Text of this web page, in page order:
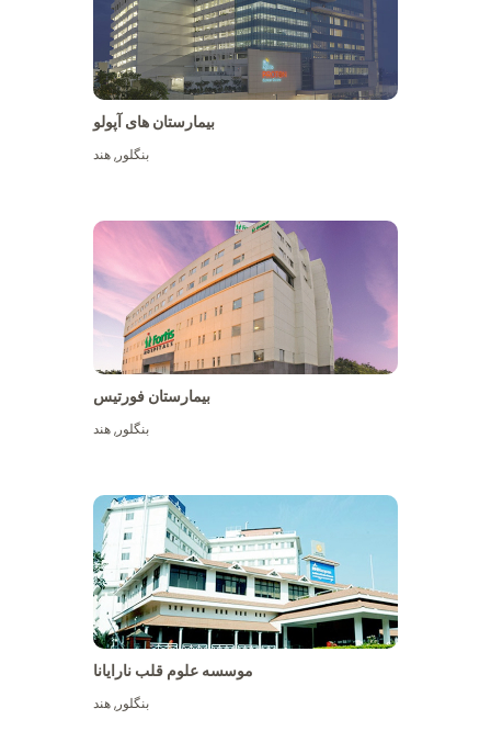
بیمارستان های آپولو
بنگلور,هند
بیمارستان فورتیس
بنگلور,هند
موسسه علوم قلب نارایانا
بنگلور,هند